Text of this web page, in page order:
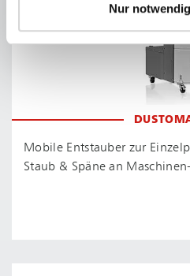
Nur
Mobile Entstauber zur
Staub & Späne an